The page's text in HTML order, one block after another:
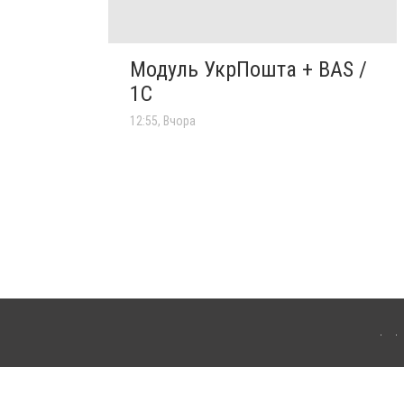
Модуль УкрПошта + BAS /
1C
12:55, Вчора